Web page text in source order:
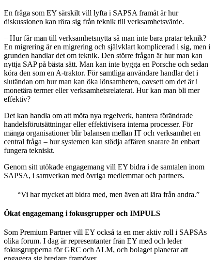
En fråga som EY särskilt vill lyfta i SAPSA framåt är hur
diskussionen kan röra sig från teknik till verksamhetsvärde.
– Hur får man till verksamhetsnytta så man inte bara pratar teknik?
En migrering är en migrering och självklart komplicerad i sig, men i
grunden handlar det om teknik. Den större frågan är hur man kan
nyttja SAP på bästa sätt. Man kan inte bygga en Porsche och sedan
köra den som en A-traktor. För samtliga användare handlar det i
slutändan om hur man kan öka lönsamheten, oavsett om det är i
monetära termer eller verksamhetsrelaterat. Hur kan man bli mer
effektiv?
Det kan handla om att möta nya regelverk, hantera förändrade
handelsförutsättningar eller effektivisera interna processer. För
många organisationer blir balansen mellan IT och verksamhet en
central fråga – hur systemen kan stödja affären snarare än enbart
fungera tekniskt.
Genom sitt utökade engagemang vill EY bidra i de samtalen inom
SAPSA, i samverkan med övriga medlemmar och partners.
“Vi har mycket att bidra med, men även att lära från andra.”
Ökat engagemang i fokusgrupper och IMPULS
Som Premium Partnervill EY också ta en mer aktiv roll i SAPSAs
olika forum. I dag är representanter från EY med och leder
fokusgrupperna för GRC och ALM, och bolaget planerar att